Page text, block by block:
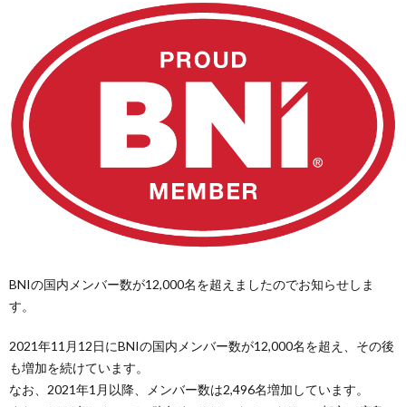
BNIの国内メンバー数が12,000名を超えましたのでお知らせしま
す。
2021年11月12日にBNIの国内メンバー数が12,000名を超え、その後
も増加を続けています。
なお、2021年1月以降、メンバー数は2,496名増加しています。